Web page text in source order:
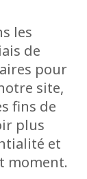
les
de
pour
site,
fins de
plus
et
moment.